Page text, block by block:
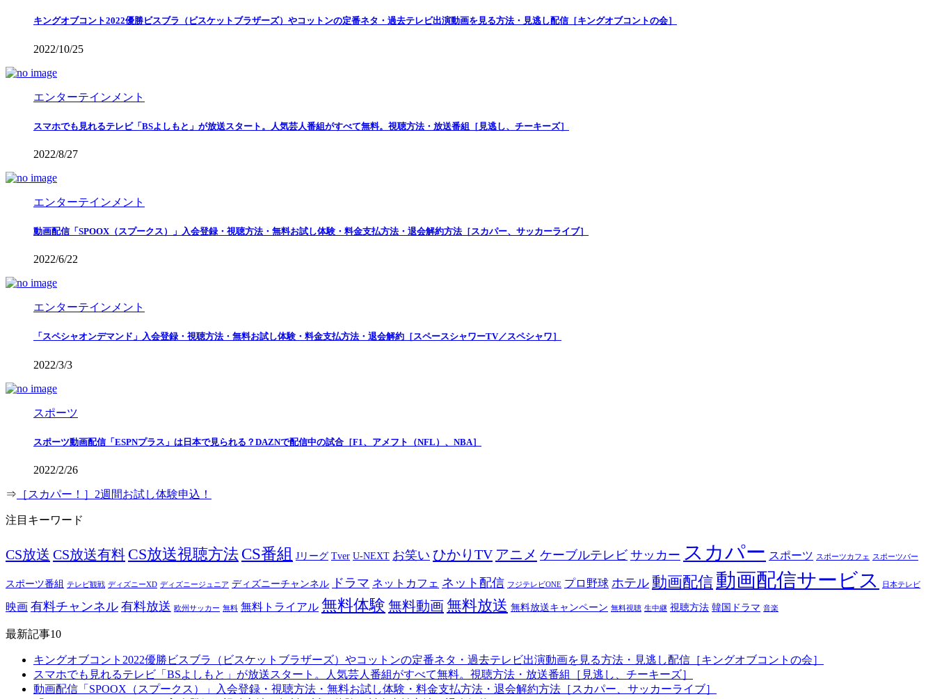
キングオブコント2022優勝ビスブラ（ビスケットブラザーズ）やコットンの定番ネタ・過去テレビ出演動画を見る方法・見逃し配信［キングオブコントの会］
2022/10/25
エンターテインメント
スマホでも見れるテレビ「BSよしもと」が放送スタート。人気芸人番組がすべて無料。視聴方法・放送番組［見逃し、チーキーズ］
2022/8/27
エンターテインメント
動画配信「SPOOX（スプークス）」入会登録・視聴方法・無料お試し体験・料金支払方法・退会解約方法［スカパー、サッカーライブ］
2022/6/22
エンターテインメント
「スペシャオンデマンド」入会登録・視聴方法・無料お試し体験・料金支払方法・退会解約［スペースシャワーTV／スペシャワ］
2022/3/3
スポーツ
スポーツ動画配信「ESPNプラス」は日本で見られる？DAZNで配信中の試合［F1、アメフト（NFL）、NBA］
2022/2/26
⇒ ［スカパー！］2週間お試し体験申込！
注目キーワード
CS放送 CS放送有料 CS放送視聴方法 CS番組 Jリーグ Tver U-NEXT お笑い ひかりTV アニメ ケーブルテレビ サッカー スカパー スポーツ スポーツカフェ スポーツバー
スポーツ番組 テレビ観戦 ディズニーXD ディズニージュニア ディズニーチャンネル ドラマ ネットカフェ ネット配信 フジテレビONE プロ野球 ホテル 動画配信 動画配信サービス 日本テレビ
映画 有料チャンネル 有料放送 欧州サッカー 無料 無料トライアル 無料体験 無料動画無料放送 無料放送キャンペーン 無料視聴 生中継 視聴方法 韓国ドラマ 音楽
最新記事10
キングオブコント2022優勝ビスブラ（ビスケットブラザーズ）やコットンの定番ネタ・過去テレビ出演動画を見る方法・見逃し配信［キングオブコントの会］
スマホでも見れるテレビ「BSよしもと」が放送スタート。人気芸人番組がすべて無料。視聴方法・放送番組［見逃し、チーキーズ］
動画配信「SPOOX（スプークス）」入会登録・視聴方法・無料お試し体験・料金支払方法・退会解約方法［スカパー、サッカーライブ］